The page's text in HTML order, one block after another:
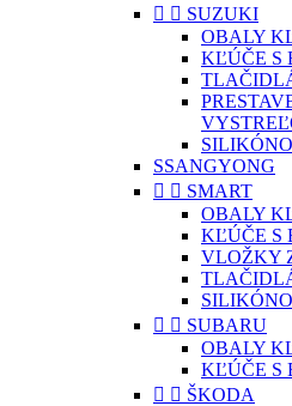
  SUZUKI
OBALY
KĽÚČE S
SSANGYONG
  SMART
OBALY
KĽÚČE S
VLOŽKY
  SUBARU
OBALY
KĽÚČE S
  ŠKODA